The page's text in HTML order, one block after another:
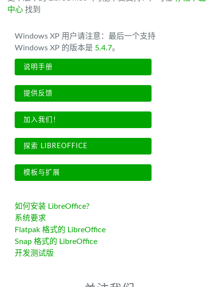
中心 找到
Windows XP 用户请注意：最后一个支持
Windows XP 的版本是 5.4.7。
说明手册
提供反馈
加入我们！
探索 LIBREOFFICE
模板与扩展
如何安装 LibreOffice?
系统要求
Flatpak 格式的 LibreOffice
Snap 格式的 LibreOffice
开发测试版